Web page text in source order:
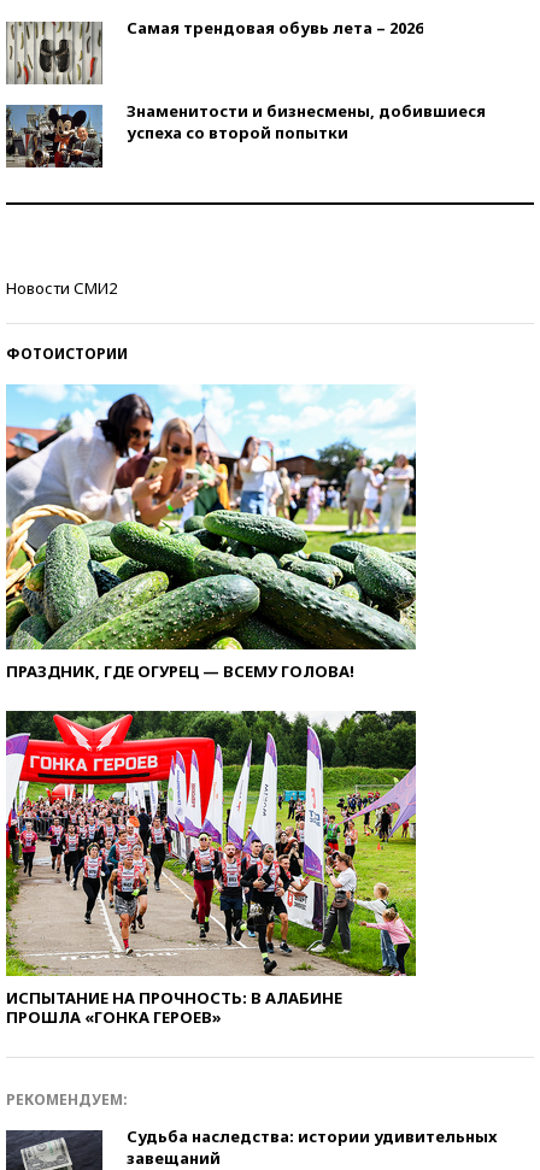
Самая трендовая обувь лета – 2026
Знаменитости и бизнесмены, добившиеся
успеха со второй попытки
Новости СМИ2
ФОТОИСТОРИИ
ПРАЗДНИК, ГДЕ ОГУРЕЦ — ВСЕМУ ГОЛОВА!
ИСПЫТАНИЕ НА ПРОЧНОСТЬ: В АЛАБИНЕ
ПРОШЛА «ГОНКА ГЕРОЕВ»
РЕКОМЕНДУЕМ:
Судьба наследства: истории удивительных
завещаний